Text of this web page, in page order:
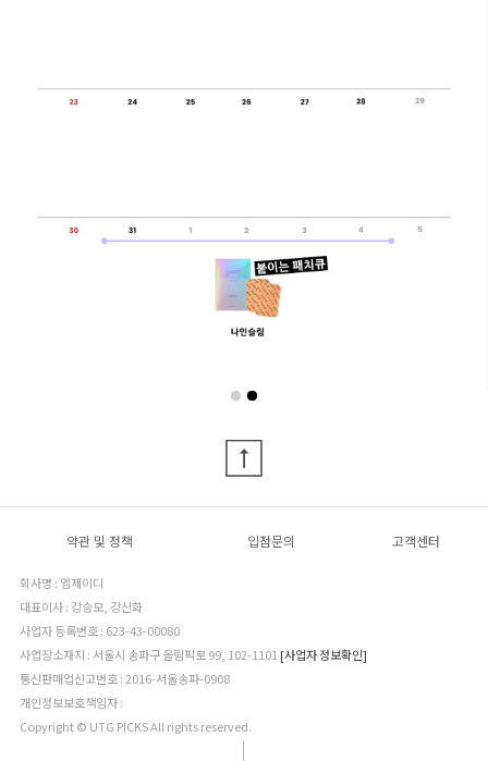
약관 및 정책 입점문의 고객센터
회사명 : 엠제이디
대표이사 : 강승모, 강신화
사업자 등록번호 : 623-43-00080
사업장소재지 : 서울시 송파구 올림픽로 99, 102-1101 [사업자 정보확인]
통신판매업신고번호 : 2016-서울송파-0908
개인정보보호책임자 :
Copyright © UTG PICKS All rights reserved.